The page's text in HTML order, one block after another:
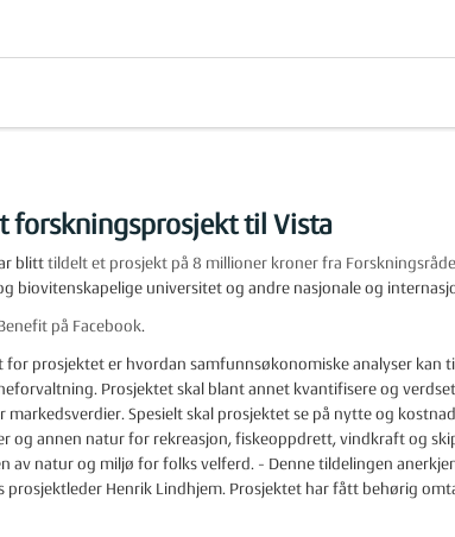
forskningsprosjekt til Vista
blitt tildelt et prosjekt på 8 millioner kroner fra
biovitenskapelige universitet og andre nasjonale og
på Facebook.
for prosjektet er hvordan samfunnsøkonomiske analyser kan
Prosjektet skal blant annet kvantifisere og
markedsverdier. Spesielt skal prosjektet se på nytte og
og annen natur for rekreasjon, fiskeoppdrett, vindkraft og
av natur og miljø for folks velferd. - Denne tildelingen
Henrik Lindhjem. Prosjektet har fått behørig